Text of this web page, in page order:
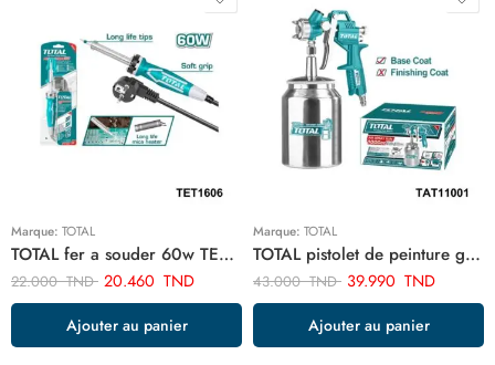
Marque: TOTAL
TOTAL fer a souder 60w TET1606
22.000TND 20.460 TND
Ajouter au panier
Marque: TOTAL
TOTAL pistolet de peinture goude bas 1.5 mm 1000cc TAT11001
43.000TND 39.990 TND
Ajouter au panier